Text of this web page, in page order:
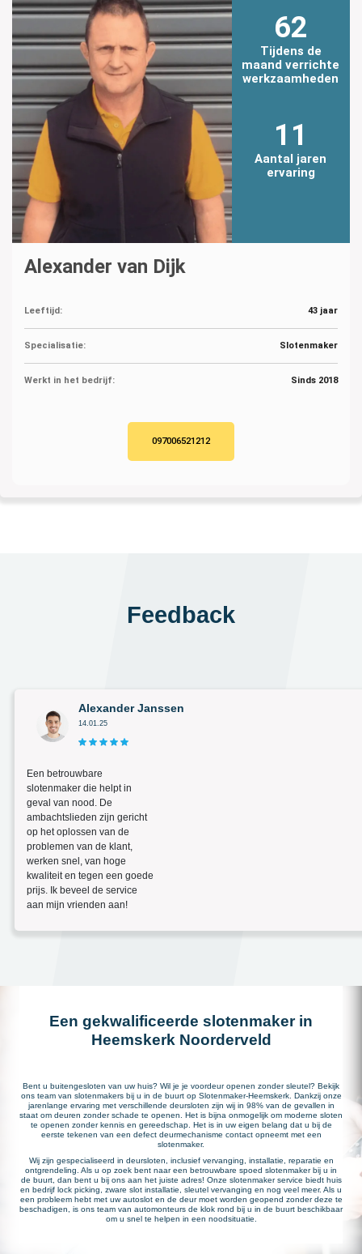
62
Tijdens de
maand verrichte
werkzaamheden
11
Aantal jaren
ervaring
Alexander van Dijk
Leeftijd: 43 jaar
Specialisatie: Slotenmaker
Werkt in het bedrijf: Sinds 2018
097006521212
Feedback
Alexander Janssen
14.01.25
Een betrouwbare
slotenmaker die helpt in
geval van nood. De
ambachtslieden zijn gericht
op het oplossen van de
problemen van de klant,
werken snel, van hoge
kwaliteit en tegen een goede
prijs. Ik beveel de service
aan mijn vrienden aan!
Een gekwalificeerde slotenmaker in
Heemskerk Noorderveld
Bent u buitengesloten van uw huis? Wil je je voordeur openen zonder sleutel? Bekijk
ons team van slotenmakers bij u in de buurt op Slotenmaker-Heemskerk. Dankzij onze
jarenlange ervaring met verschillende deursloten zijn wij in 98% van de gevallen in
staat om deuren zonder schade te openen. Het is bijna onmogelijk om moderne sloten
te openen zonder kennis en gereedschap. Het is in uw eigen belang dat u bij de
eerste tekenen van een defect deurmechanisme contact opneemt met een
slotenmaker.
Wij zijn gespecialiseerd in deursloten, inclusief vervanging, installatie, reparatie en
ontgrendeling. Als u op zoek bent naar een betrouwbare spoed slotenmaker bij u in
de buurt, dan bent u bij ons aan het juiste adres! Onze slotenmaker service biedt huis
en bedrijf lock picking, zware slot installatie, sleutel vervanging en nog veel meer. Als u
een probleem hebt met uw autoslot en de deur moet worden geopend zonder deze te
beschadigen, is ons team van automonteurs de klok rond bij u in de buurt beschikbaar
om u snel te helpen in een noodsituatie.